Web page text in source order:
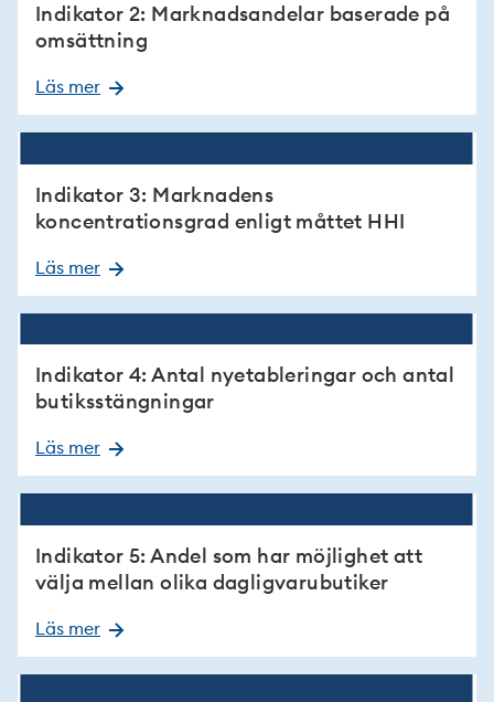
Indikator 2: Marknadsandelar baserade på
omsättning
Läs mer
Indikator 3: Marknadens
koncentrationsgrad enligt måttet HHI
Läs mer
Indikator 4: Antal nyetableringar och antal
butiksstängningar
Läs mer
Indikator 5: Andel som har möjlighet att
välja mellan olika dagligvarubutiker
Läs mer